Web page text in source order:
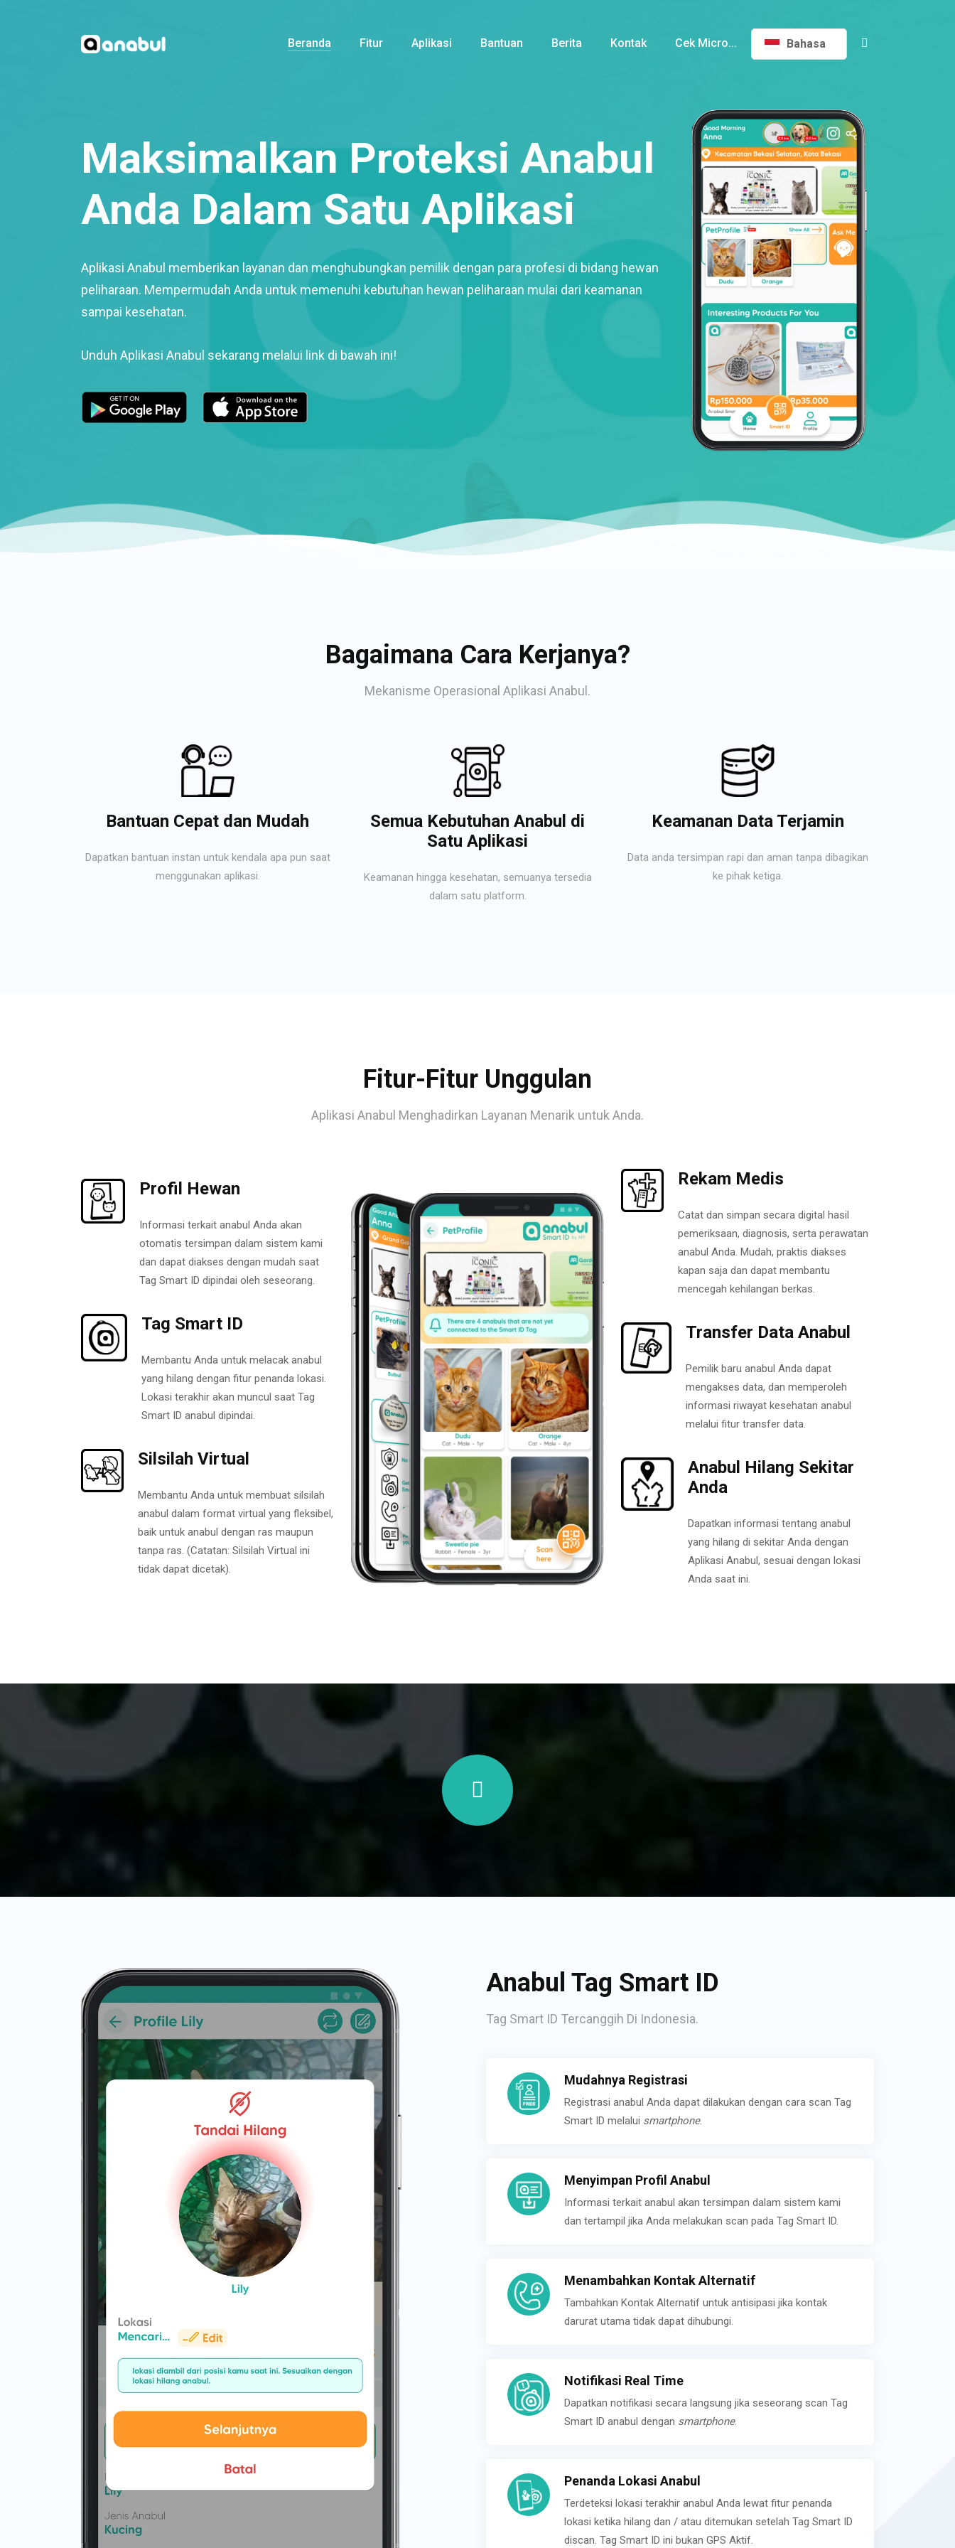
Beranda Fitur Aplikasi Bantuan Berita Kontak Cek Micro... Bahasa
Maksimalkan Proteksi Anabul
Anda Dalam Satu Aplikasi
Aplikasi Anabul memberikan layanan dan menghubungkan pemilik dengan para profesi di bidang hewan
peliharaan. Mempermudah Anda untuk memenuhi kebutuhan hewan peliharaan mulai dari keamanan
sampai kesehatan.
Unduh Aplikasi Anabul sekarang melalui link di bawah ini!
Bagaimana Cara Kerjanya?
Mekanisme Operasional Aplikasi Anabul.
Bantuan Cepat dan Mudah
Dapatkan bantuan instan untuk kendala apa pun saat
menggunakan aplikasi.
Semua Kebutuhan Anabul di
Satu Aplikasi
Keamanan hingga kesehatan, semuanya tersedia
dalam satu platform.
Keamanan Data Terjamin
Data anda tersimpan rapi dan aman tanpa dibagikan
ke pihak ketiga.
Fitur-Fitur Unggulan
Aplikasi Anabul Menghadirkan Layanan Menarik untuk Anda.
Profil Hewan
Informasi terkait anabul Anda akan
otomatis tersimpan dalam sistem kami
dan dapat diakses dengan mudah saat
Tag Smart ID dipindai oleh seseorang.
Tag Smart ID
Membantu Anda untuk melacak anabul
yang hilang dengan fitur penanda lokasi.
Lokasi terakhir akan muncul saat Tag
Smart ID anabul dipindai.
Silsilah Virtual
Membantu Anda untuk membuat silsilah
anabul dalam format virtual yang fleksibel,
baik untuk anabul dengan ras maupun
tanpa ras. (Catatan: Silsilah Virtual ini
tidak dapat dicetak).
Rekam Medis
Catat dan simpan secara digital hasil
pemeriksaan, diagnosis, serta perawatan
anabul Anda. Mudah, praktis diakses
kapan saja dan dapat membantu
mencegah kehilangan berkas.
Transfer Data Anabul
Pemilik baru anabul Anda dapat
mengakses data, dan memperoleh
informasi riwayat kesehatan anabul
melalui fitur transfer data.
Anabul Hilang Sekitar
Anda
Dapatkan informasi tentang anabul
yang hilang di sekitar Anda dengan
Aplikasi Anabul, sesuai dengan lokasi
Anda saat ini.
Anabul Tag Smart ID
Tag Smart ID Tercanggih Di Indonesia.
Mudahnya Registrasi
Registrasi anabul Anda dapat dilakukan dengan cara scan Tag
Smart ID melalui smartphone.
Menyimpan Profil Anabul
Informasi terkait anabul akan tersimpan dalam sistem kami
dan tertampil jika Anda melakukan scan pada Tag Smart ID.
Menambahkan Kontak Alternatif
Tambahkan Kontak Alternatif untuk antisipasi jika kontak
darurat utama tidak dapat dihubungi.
Notifikasi Real Time
Dapatkan notifikasi secara langsung jika seseorang scan Tag
Smart ID anabul dengan smartphone.
Penanda Lokasi Anabul
Terdeteksi lokasi terakhir anabul Anda lewat fitur penanda
lokasi ketika hilang dan / atau ditemukan setelah Tag Smart ID
discan. Tag Smart ID ini bukan GPS Aktif.